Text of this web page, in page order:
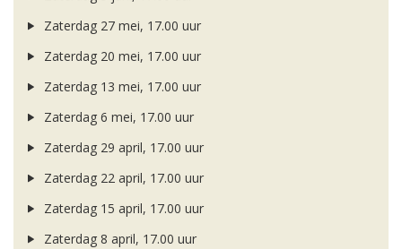
Zaterdag 27 mei, 17.00 uur
Zaterdag 20 mei, 17.00 uur
Zaterdag 13 mei, 17.00 uur
Zaterdag 6 mei, 17.00 uur
Zaterdag 29 april, 17.00 uur
Zaterdag 22 april, 17.00 uur
Zaterdag 15 april, 17.00 uur
Zaterdag 8 april, 17.00 uur